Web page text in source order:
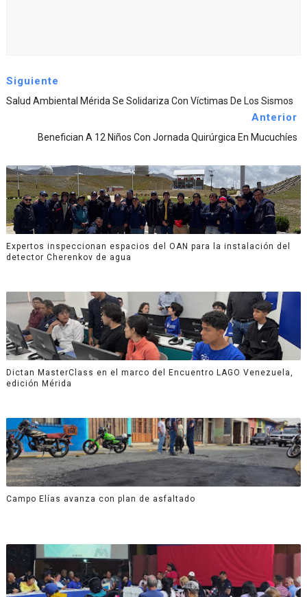
Siguiente
Salud Ambiental Mérida Se Solidariza Con Víctimas De Los Sismos
Anterior
Benefician A 12 Niños Con Jornada Quirúrgica En Mucuchíes
Expertos inspeccionan espacios del OAN para la instalación del
detector Cherenkov de agua
Dictan MasterClass en el marco del Encuentro LAGO Venezuela,
edición Mérida
Campo Elías avanza con plan de asfaltado